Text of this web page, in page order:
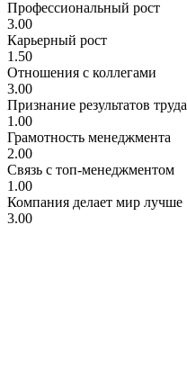
Профессиональный рост
3.00
Карьерный рост
1.50
Отношения с коллегами
3.00
Признание результатов труда
1.00
Грамотность менеджмента
2.00
Связь с топ-менеджментом
1.00
Компания делает мир лучше
3.00